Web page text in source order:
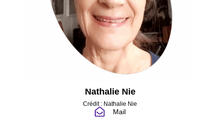
Nathalie Nie
Crédit : Nathalie Nie
Mail